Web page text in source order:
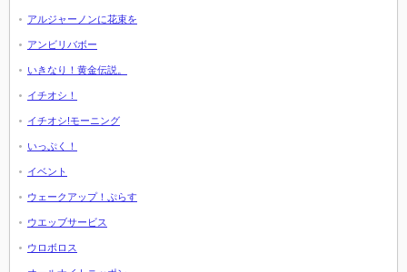
アルジャーノンに花束を
アンビリバボー
いきなり！黄金伝説。
イチオシ！
イチオシ!モーニング
いっぷく！
イベント
ウェークアップ！ぷらす
ウエッブサービス
ウロボロス